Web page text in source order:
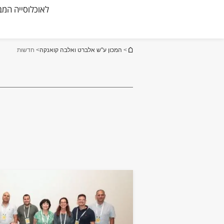
לאוכלוסייה
הינך נמצא כאן
> המכון ע"ש אלברט ואלבה קואנקה> חדשות